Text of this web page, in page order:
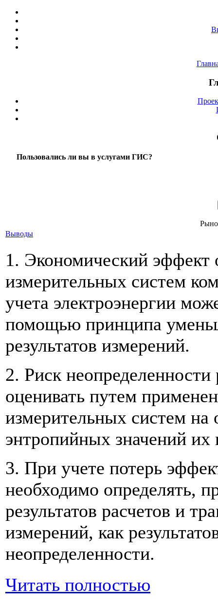
Пользовались ли вы в услугами ГИС?
Выводы
1. Экономический эффект
измерительных систем
учета электроэнергии
помощью принципа
результатов измерений.
2. Риск неопределенности
оценивать путем
измерительных систем
энтропийных значений их
3. При учете потерь
необходимо определять,
результатов расчетов и
измерений, как
неопределенности.
Читать полностью